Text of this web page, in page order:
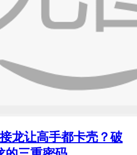
龙让高手都卡壳？破